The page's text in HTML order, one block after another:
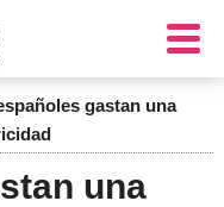
gastan una
una